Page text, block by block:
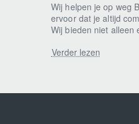
Wij helpen je op weg
ervoor dat je altijd
Wij bieden niet alleen
Verder lezen